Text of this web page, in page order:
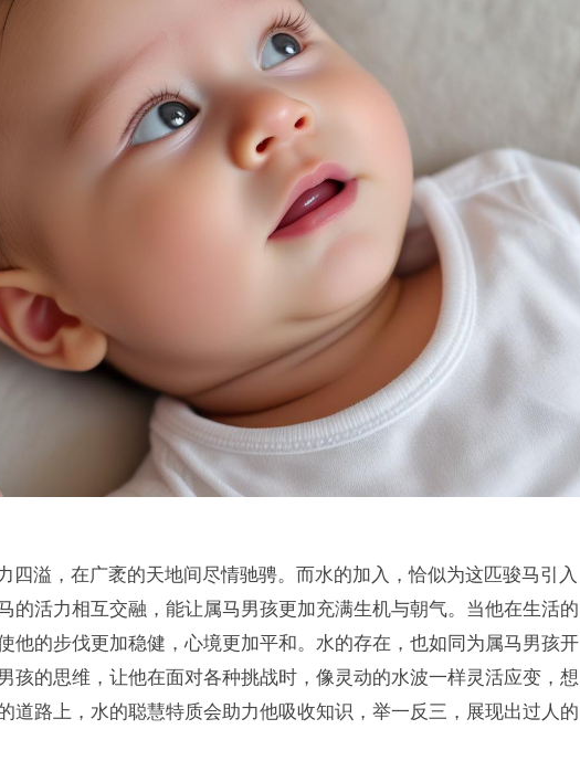
四溢，在广袤的天地间尽情驰骋。而水的加入，恰似为这匹骏马引入
的活力相互交融，能让属马男孩更加充满生机与朝气。当他在生活的
他的步伐更加稳健，心境更加平和。水的存在，也如同为属马男孩开
孩的思维，让他在面对各种挑战时，像灵动的水波一样灵活应变，想
道路上，水的聪慧特质会助力他吸收知识，举一反三，展现出过人的